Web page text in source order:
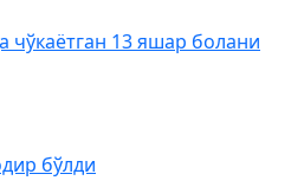
чўкаётган 13 яшар болани
бўлди